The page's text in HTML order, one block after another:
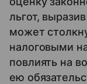
льгот,
может
налоговыми
повлиять на
ею